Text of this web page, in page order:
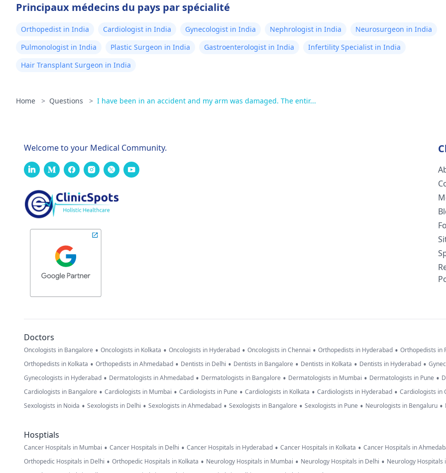
Principaux médecins du pays par spécialité
Orthopedist in India Cardiologist in India Gynecologist in India Nephrologist in India
Neurosurgeon in India
Pulmonologist in India
Plastic Surgeon in India Gastroenterologist in India
Infertility Specialist in India
Hair Transplant Surgeon in India
Home > Questions > I have been in an accident and my arm was damaged. The entir...
Welcome to your Medical Community.
Doctors
Oncologists in Bangalore • Oncologists in Kolkata • Oncologists in Hyderabad • Oncologists in Chennai • Orthopedists in Hyderabad • Orthopedists in
Orthopedists in Kolkata • Orthopedists in Ahmedabad • Dentists in Delhi • Dentists in Bangalore • Dentists in Kolkata • Dentists in Hyderabad •
Gynecologists in Hyderabad • Dermatologists in Ahmedabad • Dermatologists in Bangalore • Dermatologists in Mumbai • Dermatologists in Pune •
Cardiologists in Bangalore • Cardiologists in Mumbai • Cardiologists in Pune • Cardiologists in Kolkata • Cardiologists in Hyderabad • Cardiologists in
Sexologists in Noida • Sexologists in Delhi • Sexologists in Ahmedabad • Sexologists in Bangalore • Sexologists in Pune • Neurologists in Bengaluru •
Hosptials
Cancer Hospitals in Mumbai • Cancer Hospitals in Delhi • Cancer Hospitals in Hyderabad • Cancer Hospitals in Kolkata • Cancer Hospitals in
Orthopedic Hospitals in Delhi • Orthopedic Hospitals in Kolkata • Neurology Hospitals in Mumbai • Neurology Hospitals in Delhi • Neurology Hospitals